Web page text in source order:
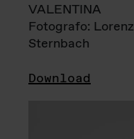
VALENTINA
Fotografo: Lorenz
Sternbach
Download